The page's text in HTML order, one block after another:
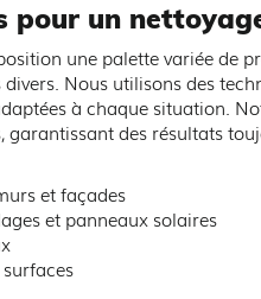
pour un
une palette variée
Nous utilisons des
à chaque situation.
des résultats
et façades
et panneaux solaires